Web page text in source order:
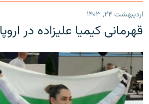
اردیبهشت ۲۴, ۱۴۰۳
قهرمانی کیمیا علیزاده در اروپا